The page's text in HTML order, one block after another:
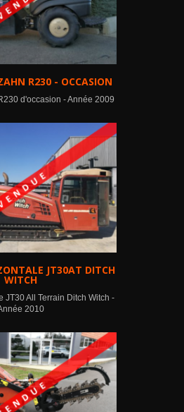
R230 - OCCASION
d'occasion - Année 2009
JT30AT DITCH
WITCH
JT30 All Terrain Ditch Witch -
2010